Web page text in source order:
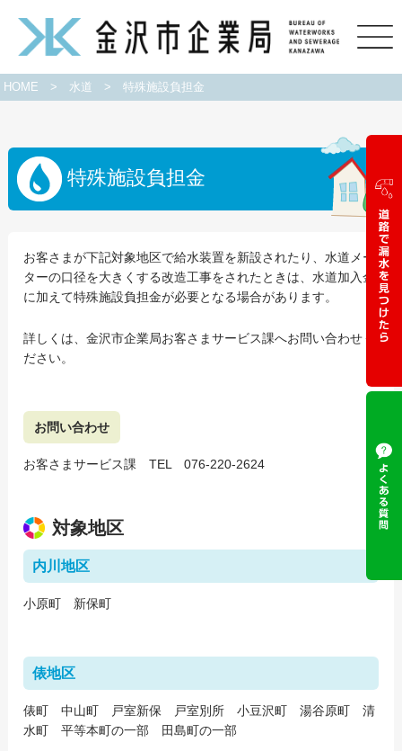
HOME > 水道 >特殊施設負担金
特殊施設負担金
お客さまが下記対象地区で給水装置を新設されたり、水道メー
ターの口径を大きくする改造工事をされたときは、水道加入金
に加えて特殊施設負担金が必要となる場合があります。
詳しくは、金沢市企業局お客さまサービス課へお問い合わせく
ださい。
お問い合わせ
お客さまサービス課 TEL 076-220-2624
対象地区
内川地区
小原町 新保町
俵地区
俵町 中山町 戸室新保 戸室別所 小豆沢町 湯谷原町 清
水町 平等本町の一部 田島町の一部